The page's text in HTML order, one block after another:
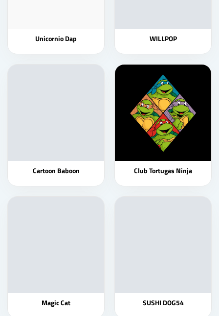
Unicornio Dap WILLPOP
Cartoon Baboon Club Tortugas Ninja
Magic Cat SUSHI DOG54